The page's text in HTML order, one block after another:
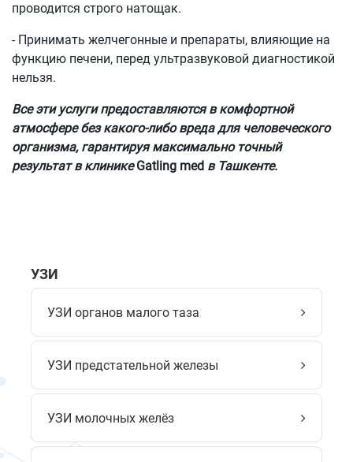
проводится строго натощак.
- Принимать желчегонные и препараты, влияющие на
функцию печени, перед ультразвуковой диагностикой
нельзя.
Все эти услуги предоставляются в комфортной
атмосфере без какого-либо вреда для человеческого
организма, гарантируя максимально точный
результат в клиникеGatling med в Ташкенте.
УЗИ
УЗИ органов малого таза
УЗИ предстательной железы
УЗИ молочных желёз